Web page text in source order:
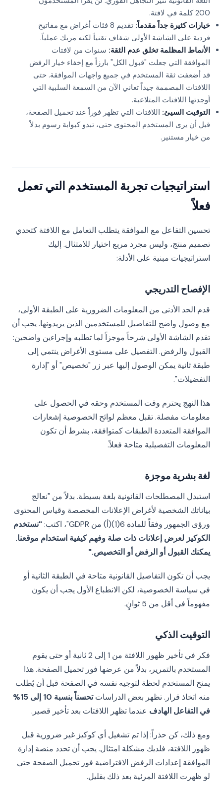
200 كلمة في لافتة.
خيارات كثيرة جداً مقدماً:
تقديم 8 فئات أغراض مع مفاتيح
فردية على الشاشة الأولى شفاف تقنياً لكنه مربك عملياً.
الأنماط المظلمة تخلق عدم الثقة: سنوات من لافتات
الموافقة التي جعلت "قبول الكل" بارزاً مع إخفاء خيار الرفض
قد أضعفت ثقة المستخدم في جميع واجهات الموافقة. حتى
اللافتات المصممة جيداً تعاني الآن من السمعة السلبية التي
أوجدتها اللافتات المتلاعبة.
التوقيت السيئ: اللافتات التي تظهر فوراً عند تحميل الصفحة،
قبل أن يرى المستخدم المحتوى حتى، تبدو كبوابة رسوم بدلاً
من خيار مستنير.
استراتيجيات تجربة المستخدم التي تعمل
فعلاً
تحسين التفاعل مع الموافقة يتطلب التعامل مع اللافتة كتحدي
تصميم منتج، وليس مجرد مربع اختيار للامتثال. إليك
استراتيجيات مبنية على الأدلة:
الإفصاح التدريجي
قدم الحد الأدنى من المعلومات الضرورية على الطبقة الأولى،
مع وصول واضح للتفاصيل للمستخدمين الذين يريدونها. يجب أن
تقدم الشاشة الأولى شرحاً موجزاً لما تطلبه وإجراءين واضحين:
القبول والرفض. التفصيل على مستوى الأغراض ينتمي إلى
طبقة ثانية يمكن الوصول إليها عبر زر "تخصيص" أو "إدارة
التفضيلات".
هذا النهج يحترم وقت المستخدم وحقه في الحصول على
معلومات مفصلة. تقبل معظم لوائح الخصوصية إشعارات
الموافقة المتعددة الطبقات كمتوافقة، بشرط أن تكون
المعلومات التفصيلية متاحة فعلاً.
لغة بشرية موجزة
استبدل المصطلحات القانونية بلغة بسيطة. بدلاً من "نعالج
بياناتك الشخصية لأغراض الإعلانات المخصصة وقياس المحتوى
ورؤى الجمهور وفقاً للمادة 6(1)(أ) من GDPR"، اكتب:
"نستخدم
الكوكيز لعرض إعلانات ذات صلة وفهم كيفية استخدام موقعنا.
يمكنك القبول أو الرفض أو التخصيص."
يجب أن تكون التفاصيل القانونية متاحة في الطبقة الثانية أو
في سياسة الخصوصية، لكن الانطباع الأول يجب أن يكون
مفهوماً في أقل من 5 ثوانٍ.
التوقيت الذكي
فكر في تأخير ظهور اللافتة من 1 إلى 2 ثانية أو حتى يقوم
المستخدم بالتمرير، بدلاً من عرضها فور تحميل الصفحة. هذا
يمنح المستخدم لحظة لتوجيه نفسه في الصفحة قبل أن يُطلب
منه اتخاذ قرار. تظهر بعض الدراسات
تحسناً بنسبة 10 إلى 15%
في التفاعل الهادف عندما تظهر اللافتات بعد تأخير قصير.
ومع ذلك، كن حذراً: إذا تم تشغيل أي كوكيز غير ضرورية قبل
ظهور اللافتة، فلديك مشكلة امتثال. يجب أن تحدد منصة إدارة
الموافقة إعدادات الرفض الافتراضية فور تحميل الصفحة حتى
لو ظهرت اللافتة المرئية بعد ذلك بقليل.